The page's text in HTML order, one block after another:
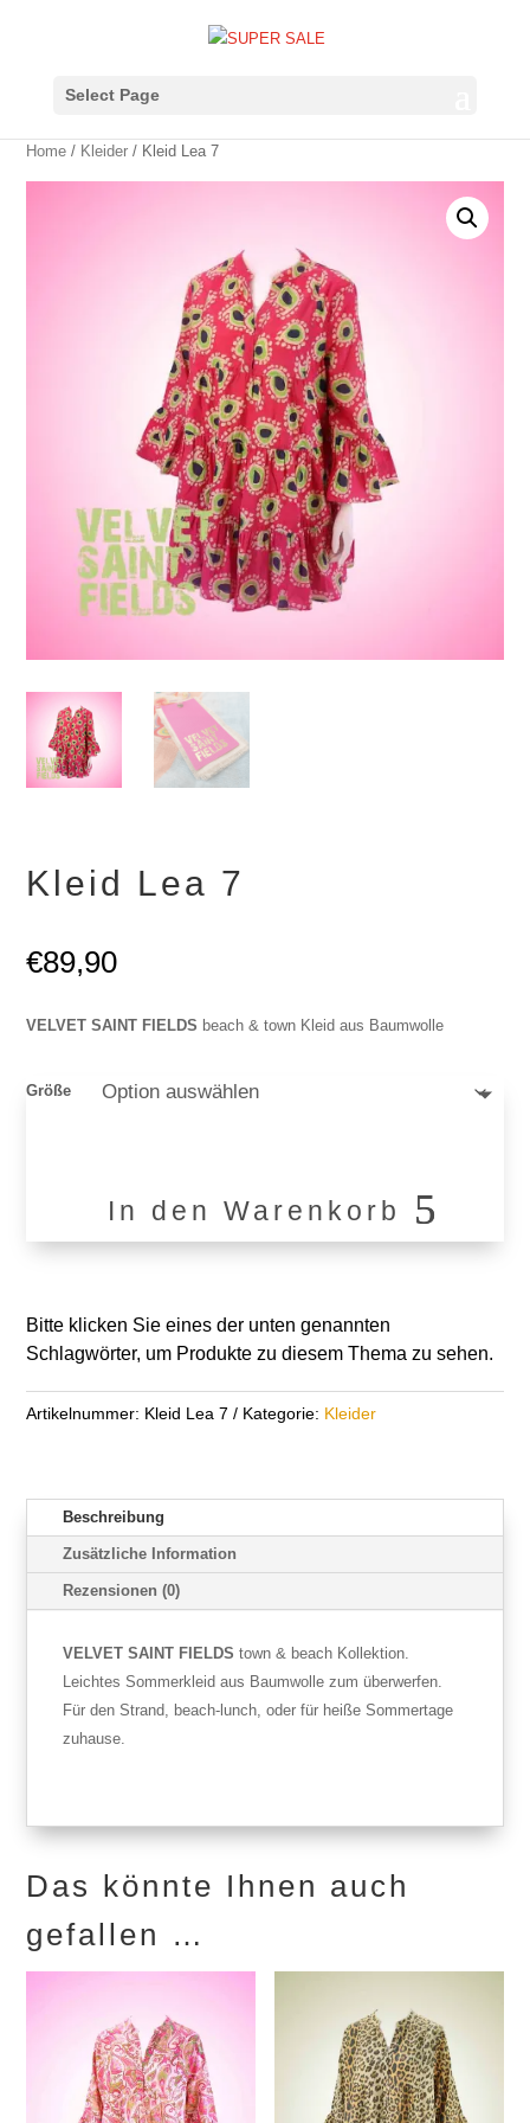
Select Page
Home / Kleider / Kleid Lea 7
Kleid Lea 7
€89,90
VELVET SAINT FIELDS beach & town Kleid aus Baumwolle
Größe
In den Warenkorb
Bitte klicken Sie eines der unten genannten
Schlagwörter, um Produkte zu diesem Thema zu sehen.
Artikelnummer: Kleid Lea 7 Kategorie: Kleider
Beschreibung
Zusätzliche Information
Rezensionen (0)
VELVET SAINT FIELDS town & beach Kollektion.
Leichtes Sommerkleid aus Baumwolle zum überwerfen.
Für den Strand, beach-lunch, oder für heiße Sommertage
zuhause.
Das könnte Ihnen auch
gefallen …